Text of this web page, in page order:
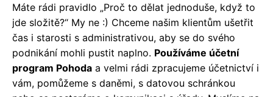
Máte rádi pravidlo „Proč to dělat jednoduše, když to
jde složitě?“ My ne :) Chceme našim klientům ušetřit
čas i starosti s administrativou, aby se do svého
podnikání mohli pustit naplno. Používáme účetní
program Pohoda a velmi rádi zpracujeme účetnictví i
vám, pomůžeme s daněmi, s datovou schránkou